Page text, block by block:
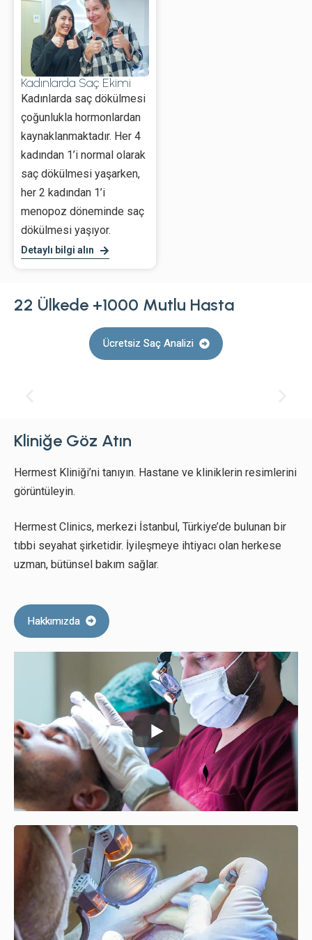
Kadınlarda Saç Ekimi
Kadınlarda saç dökülmesi
çoğunlukla hormonlardan
kaynaklanmaktadır. Her 4
kadından 1’i normal olarak
saç dökülmesi yaşarken,
her 2 kadından 1’i
menopoz döneminde saç
dökülmesi yaşıyor.
Detaylı bilgi alın
22 Ülkede +1000 Mutlu Hasta
Ücretsiz Saç Analizi
Kliniğe Göz Atın
Hermest Kliniği’ni tanıyın. Hastane ve kliniklerin resimlerini
görüntüleyin.
Hermest Clinics, merkezi İstanbul, Türkiye’de bulunan bir
tıbbi seyahat şirketidir. İyileşmeye ihtiyacı olan herkese
uzman, bütünsel bakım sağlar.
Hakkımızda